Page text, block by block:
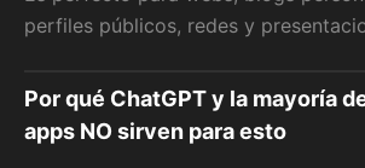
perfiles públicos, redes y
Por qué ChatGPT y la mayoría
apps NO sirven para esto